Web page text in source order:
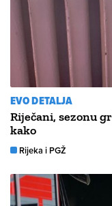
EVO DETALJA
Riječani, sezonu
kako
Rijeka i PGŽ